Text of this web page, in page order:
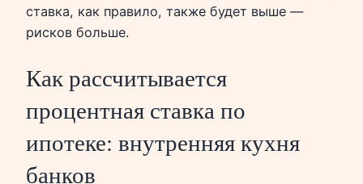
ставка, как правило, также будет выше —
рисков больше.
Как рассчитывается
процентная ставка по
ипотеке: внутренняя кухня
банков